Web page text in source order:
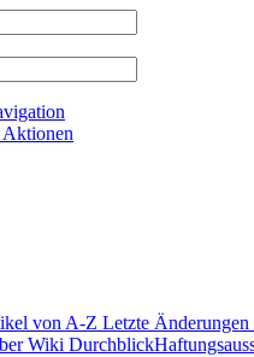
von A-Z Letzte Änderungen
Wiki Durchblick